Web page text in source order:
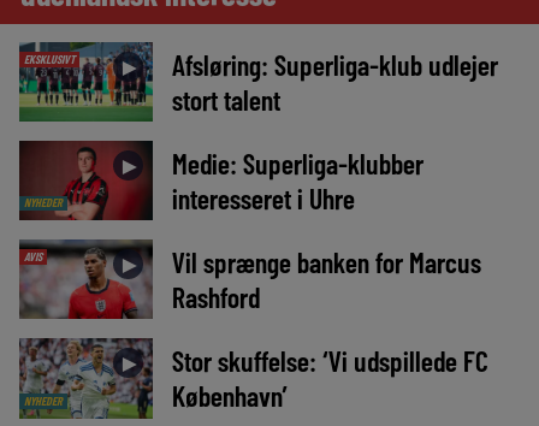
EKSKLUSIVT ►
Afsløring: Superliga-klub udlejer
stort talent
NYHEDER
►
Medie: Superliga-klubber
interesseret i Uhre
AVIS ►
Vil sprænge banken for Marcus
Rashford
NYHEDER
►
Stor skuffelse: ‘Vi udspillede FC
København’